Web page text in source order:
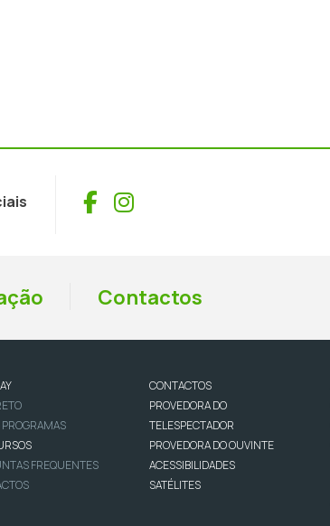
Facebook
Instagram
Contactos
PROGRAMAS
FREQUENTES
CONTACTOS
PROVEDORA DO
TELESPECTADOR
PROVEDORA DO OUVINTE
ACESSIBILIDADES
SATÉLITES